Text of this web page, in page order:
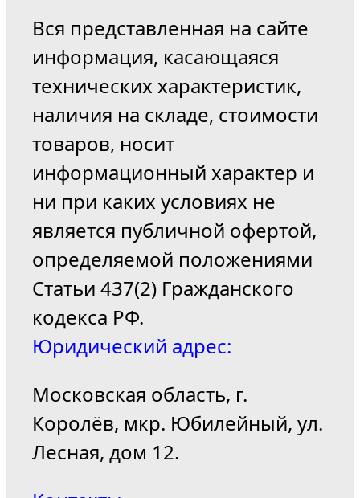
Вся представленная на сайте
информация, касающаяся
технических характеристик,
наличия на складе, стоимости
товаров, носит
информационный характер и
ни при каких условиях не
является публичной офертой,
определяемой положениями
Статьи 437(2) Гражданского
кодекса РФ.
Юридический адрес:
Московская область, г.
Королёв, мкр. Юбилейный, ул.
Лесная, дом 12.